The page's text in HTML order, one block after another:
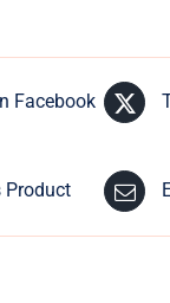
Facebook
Product